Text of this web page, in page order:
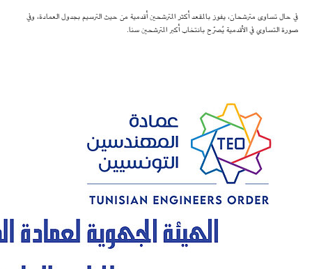
في حال تساوى مترشحان، يفوز بالمقعد أكثر المترشحين أقدمية من حيث الترسيم بجدول العمادة، وفي
صورة التساوي في الأقدمية يُصرّح بانتخاب أكبر المترشحين سنا.